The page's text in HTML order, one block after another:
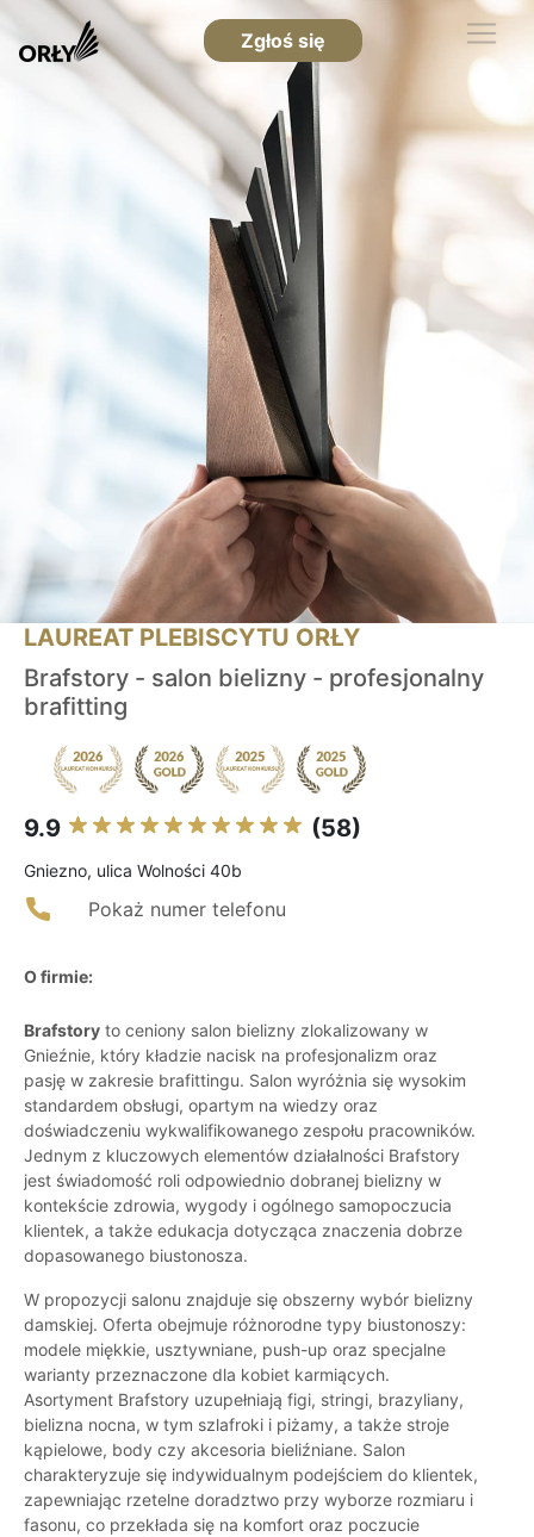
Zgłoś się
LAUREAT PLEBISCYTU ORŁY
Brafstory - salon bielizny - profesjonalny
brafitting
9.9 (58)
Gniezno, ulica Wolności 40b
Pokaż numer telefonu
O firmie:
Brafstory to ceniony salon bielizny zlokalizowany w
Gnieźnie, który kładzie nacisk na profesjonalizm oraz
pasję w zakresie brafittingu. Salon wyróżnia się wysokim
standardem obsługi, opartym na wiedzy oraz
doświadczeniu wykwalifikowanego zespołu pracowników.
Jednym z kluczowych elementów działalności Brafstory
jest świadomość roli odpowiednio dobranej bielizny w
kontekście zdrowia, wygody i ogólnego samopoczucia
klientek, a także edukacja dotycząca znaczenia dobrze
dopasowanego biustonosza.
W propozycji salonu znajduje się obszerny wybór bielizny
damskiej. Oferta obejmuje różnorodne typy biustonoszy:
modele miękkie, usztywniane, push-up oraz specjalne
warianty przeznaczone dla kobiet karmiących.
Asortyment Brafstory uzupełniają figi, stringi, brazyliany,
bielizna nocna, w tym szlafroki i piżamy, a także stroje
kąpielowe, body czy akcesoria bieliźniane. Salon
charakteryzuje się indywidualnym podejściem do klientek,
zapewniając rzetelne doradztwo przy wyborze rozmiaru i
fasonu, co przekłada się na komfort oraz poczucie